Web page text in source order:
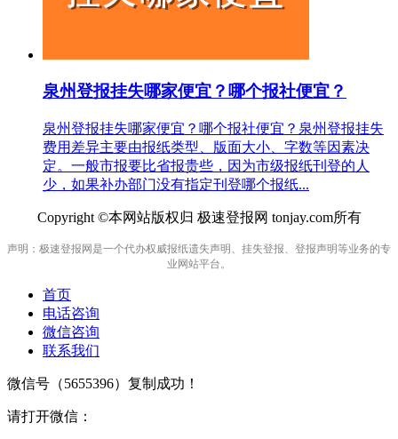
泉州登报挂失哪家便宜？哪个报社便宜？
泉州登报挂失哪家便宜？哪个报社便宜？泉州登报挂失
费用差异主要由报纸类型、版面大小、字数等因素决
定。一般市报要比省报贵些，因为市级报纸刊登的人
少，如果补办部门没有指定刊登哪个报纸...
Copyright ©本网站版权归 极速登报网 tonjay.com所有
声明：极速登报网是一个代办权威报纸遗失声明、挂失登报、登报声明等业务的专
业网站平台。
首页
电话咨询
微信咨询
联系我们
微信号（5655396）复制成功！
请打开微信：